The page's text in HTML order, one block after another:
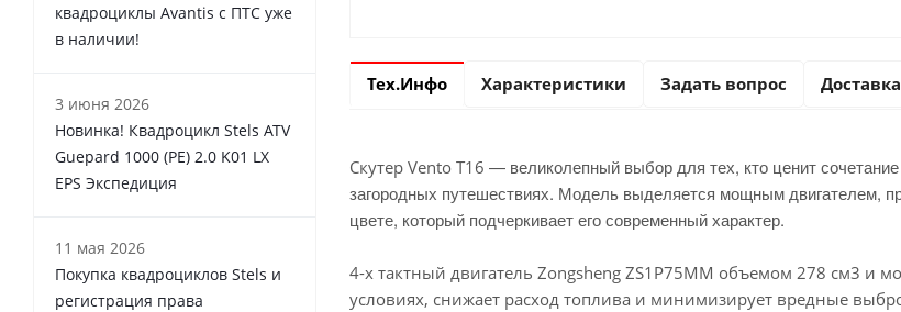
Тех.Инфо Характеристики Задать вопрос Доставка
Скутер Vento T16 — великолепный выбор для тех, кто ценит
загородных путешествиях. Модель выделяется мощным двигателем,
цвете, который подчеркивает его современный характер.
4-х тактный двигатель Zоngshеng ZS1Р75ММ объемом 278 см3 и
условиях, снижает расход топлива и минимизирует вредные
квадроциклы Avantis с ПТС уже
в наличии!
3 июня 2026
Новинка! Квадроцикл Stels ATV
Guepard 1000 (PE) 2.0 K01 LX
EPS Экспедиция
11 мая 2026
Покупка квадроциклов Stels и
регистрация права